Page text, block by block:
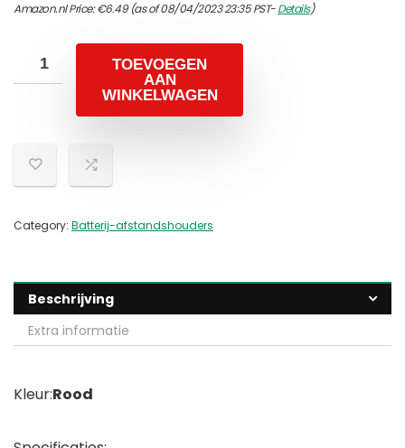
Amazon.nl Price:€6.49(as of 08/04/2023 23:35 PST-Details)
TOEVOEGEN
AAN
WINKELWAGEN
Category: Batterij-afstandshouders
Beschrijving
Extra informatie
Kleur:Rood